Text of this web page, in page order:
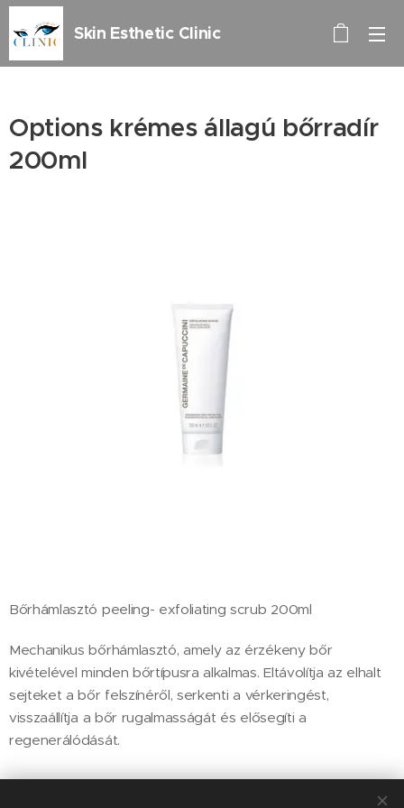
Skin Esthetic Clinic
Options krémes állagú bőrradír
200ml
Bőrhámlasztó peeling- exfoliating scrub 200ml
Mechanikus bőrhámlasztó, amely az érzékeny bőr
kivételével minden bőrtípusra alkalmas. Eltávolítja az elhalt
sejteket a bőr felszínéről, serkenti a vérkeringést,
visszaállítja a bőr rugalmasságát és elősegíti a
regenerálódását.